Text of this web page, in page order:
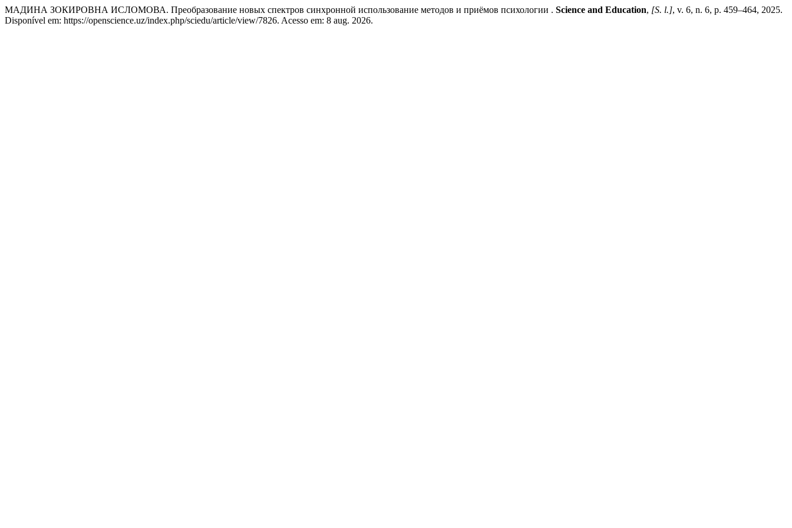
МАДИНА ЗОКИРОВНА ИСЛОМОВА. Преобразование новых спектров синхронной использование методов и приёмов психологии . Science and Education, [S. l.], v. 6, n. 6, p. 459–464, 2025.
Disponível em: https://openscience.uz/index.php/sciedu/article/view/7826. Acesso em: 8 aug. 2026.